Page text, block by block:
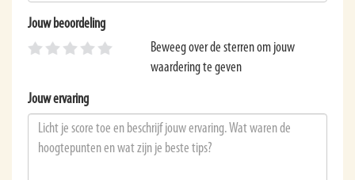
Jouw beoordeling
Beweeg over de sterren om jouw
waardering te geven
Jouw ervaring